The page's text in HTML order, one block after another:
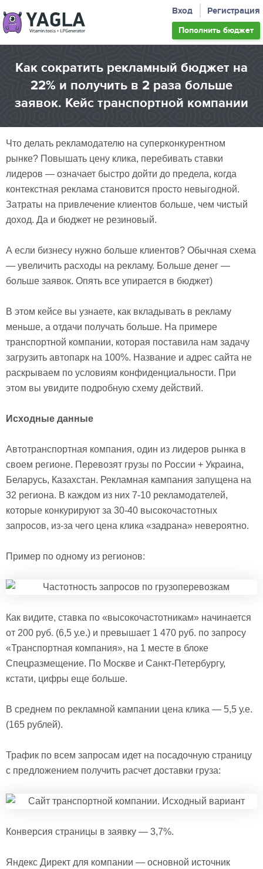
Вход Регистрация
Пополнить бюджет
Как сократить рекламный бюджет на
22% и получить в 2 раза больше
заявок. Кейс транспортной компании
Что делать рекламодателю на суперконкурентном
рынке? Повышать цену клика, перебивать ставки
лидеров — означает быстро дойти до предела, когда
контекстная реклама становится просто невыгодной.
Затраты на привлечение клиентов больше, чем чистый
доход. Да и бюджет не резиновый.
А если бизнесу нужно больше клиентов? Обычная схема
— увеличить расходы на рекламу. Больше денег —
больше заявок. Опять все упирается в бюджет)
В этом кейсе вы узнаете, как вкладывать в рекламу
меньше, а отдачи получать больше. На примере
транспортной компании, которая поставила нам задачу
загрузить автопарк на 100%. Название и адрес сайта не
раскрываем по условиям конфиденциальности. При
этом вы увидите подробную схему действий.
Исходные данные
Автотранспортная компания, один из лидеров рынка в
своем регионе. Перевозят грузы по России + Украина,
Беларусь, Казахстан. Рекламная кампания запущена на
32 региона. В каждом из них 7-10 рекламодателей,
которые конкурируют за 30-40 высокочастотных
запросов, из-за чего цена клика «задрана» невероятно.
Пример по одному из регионов:
Как видите, ставка по «высокочастотникам» начинается
от 200 руб. (6,5 у.е.) и превышает 1 470 руб. по запросу
«Транспортная компания», на 1 месте в блоке
Спецразмещение. По Москве и Санкт-Петербургу,
кстати, цифры еще больше.
В среднем по рекламной кампании цена клика — 5,5 у.е.
(165 рублей).
Трафик по всем запросам идет на посадочную страницу
с предложением получить расчет доставки груза:
Конверсия страницы в заявку — 3,7%.
Яндекс Директ для компании — основной источник